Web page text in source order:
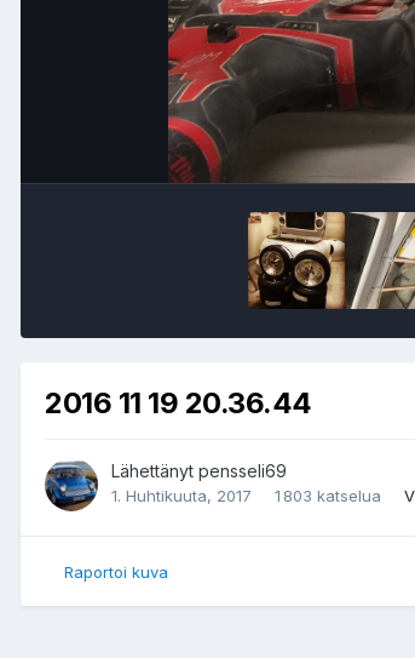
2016 11 19 20.36.44
Lähettänyt pensseli69
1. Huhtikuuta, 2017 1 803 katselua
Raportoi kuva